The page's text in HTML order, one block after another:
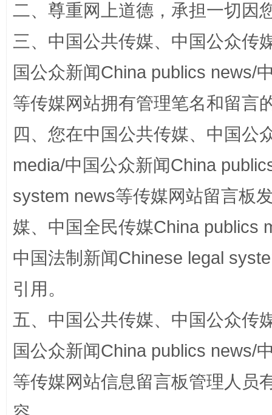
二、尊重网上道德，承担一切因
三、中国公共传媒、中国公众传
国公众新闻China publics news/
等传媒网站拥有管理笔名和留言
四、您在中国公共传媒、中国公
media/中国公众新闻China
system news等传媒网站留言板
媒、中国全民传媒China publics
中国法制新闻Chinese legal
引用。
五、中国公共传媒、中国公众传
国公众新闻China publics news/
等传媒网站信息留言板管理人员